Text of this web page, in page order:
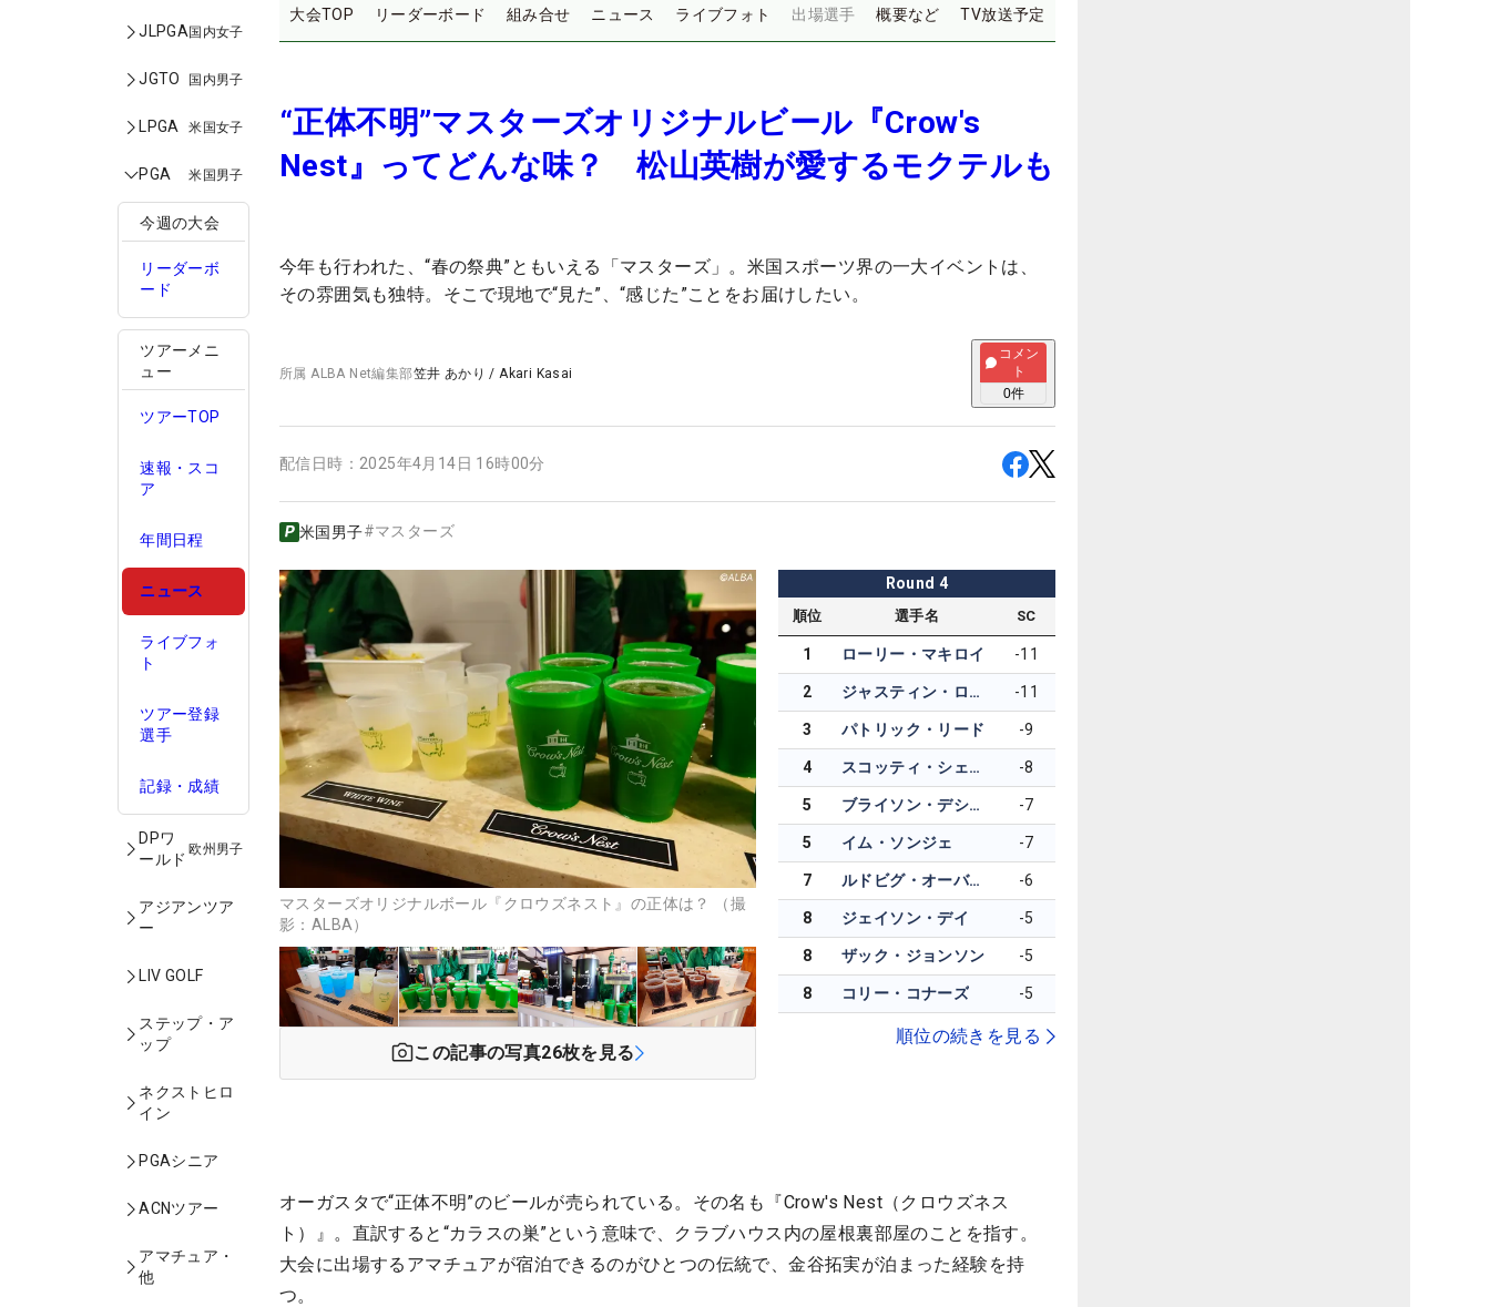
JLPGA国内女子
JGTO 国内男子
LPGA 米国女子
PGA 米国男子
今週の大会
リーダーボ
ード
ツアーメニ
ュー
ツアーTOP
速報・スコ
ア
年間日程
ニュース
ライブフォ
ト
ツアー登録
選手
記録・成績
DPワ
ールド
欧州男子
アジアンツア
ー
LIV GOLF
ステップ・ア
ップ
ネクストヒロ
イン
PGAシニア
ACNツアー
アマチュア・
他
大会TOP リーダーボード 組み合せ ニュース ライブフォト 出場選手 概要など TV放送予定
“正体不明”マスターズオリジナルビール『Crow's
Nest』ってどんな味？ 松山英樹が愛するモクテルも
今年も行われた、“春の祭典”ともいえる「マスターズ」。米国スポーツ界の一大イベントは、
その雰囲気も独特。そこで現地で“見た”、“感じた”ことをお届けしたい。
所属ALBA Net編集部笠井 あかり /Akari Kasai
コメン
ト
0件
配信日時： 2025年4月14日 16時00分
米国男子#マスターズ
マスターズオリジナルボール『クロウズネスト』の正体は？ （撮
影：ALBA）
この記事の写真26枚を見る
Round 4
順位 選手名 SC
1 ローリー・マキロイ -11
2 ジャスティン・ローズ -11
3 パトリック・リード -9
4 スコッティ・シェフラー -8
5 ブライソン・デシャンボー -7
5 イム・ソンジェ -7
7 ルドビグ・オーバーグ -6
8 ジェイソン・デイ -5
8 ザック・ジョンソン -5
8 コリー・コナーズ -5
順位の続きを見る
オーガスタで“正体不明”のビールが売られている。その名も『Crow's Nest（クロウズネス
ト）』。直訳すると“カラスの巣”という意味で、クラブハウス内の屋根裏部屋のことを指す。
大会に出場するアマチュアが宿泊できるのがひとつの伝統で、金谷拓実が泊まった経験を持
つ。